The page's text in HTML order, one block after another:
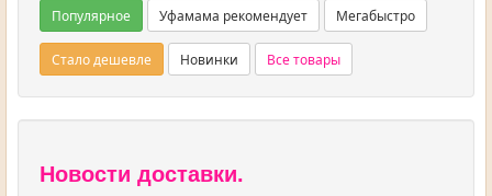
Популярное Уфамама рекомендует Мегабыстро
Стало дешевле Новинки Все товары
Новости доставки.